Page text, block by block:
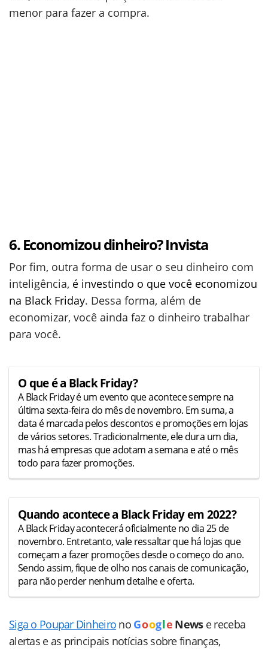
menor para fazer a compra.
6. Economizou dinheiro? Invista
Por fim, outra forma de usar o seu dinheiro com
inteligência, é investindo o que você economizou
na Black Friday. Dessa forma, além de
economizar, você ainda faz o dinheiro trabalhar
para você.
O que é a Black Friday?
A Black Friday é um evento que acontece sempre na
última sexta-feira do mês de novembro. Em suma, a
data é marcada pelos descontos e promoções em lojas
de vários setores. Tradicionalmente, ele dura um dia,
mas há empresas que adotam a semana e até o mês
todo para fazer promoções.
Quando acontece a Black Friday em 2022?
A Black Friday acontecerá oficialmente no dia 25 de
novembro. Entretanto, vale ressaltar que há lojas que
começam a fazer promoções desde o começo do ano.
Sendo assim, fique de olho nos canais de comunicação,
para não perder nenhum detalhe e oferta.
Siga o Poupar Dinheiro no Goog le News e receba
alertas e as principais notícias sobre finanças,